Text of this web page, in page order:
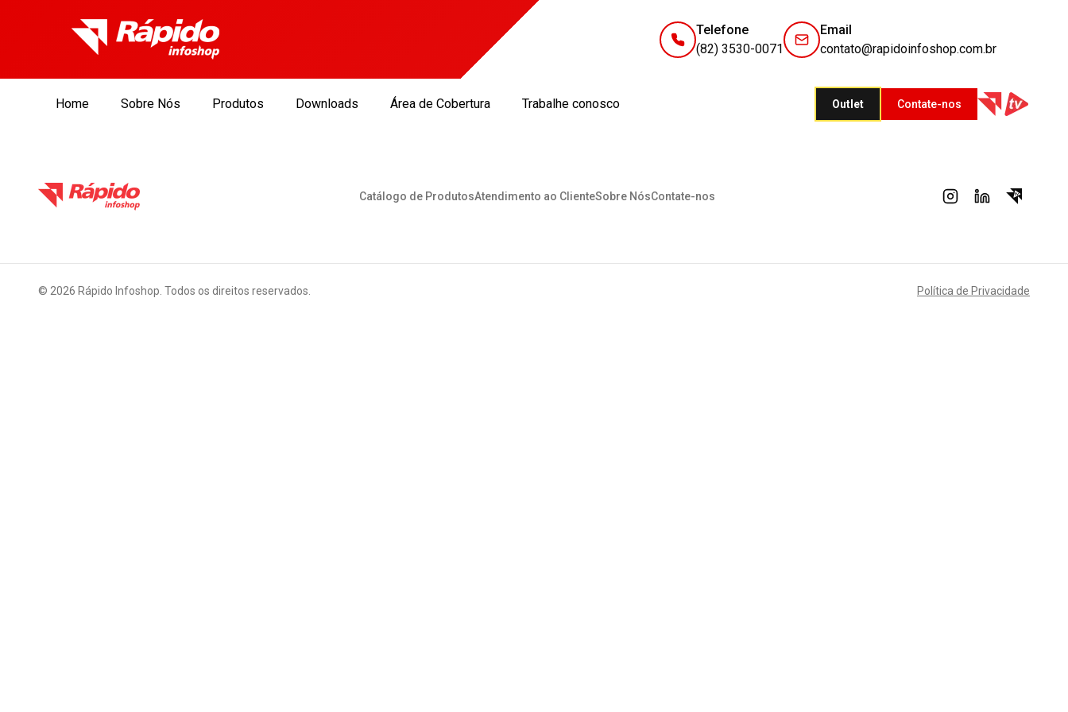
Telefone
(82) 3530-0071
Email
contato@rapidoinfoshop.com.br
Home Sobre Nós Produtos Downloads Área de Cobertura Trabalhe conosco Outlet Contate-nos
Catálogo de ProdutosAtendimento ao ClienteSobre NósContate-nos
© 2026 Rápido Infoshop. Todos os direitos reservados. Política de Privacidade